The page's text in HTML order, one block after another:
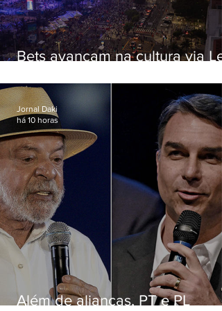
Bets avançam na cultura via Lei
artistas
Além de alianças, PT e PL
Jornal Daki
há 10 horas